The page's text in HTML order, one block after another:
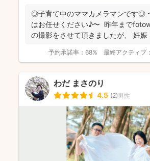
◎子育て中のママカメラマンです◎
はお任せください♪〜 昨年まで
の撮影をさせて頂きましたが、 妊娠
予約承諾率： 68% 最終アクティブ：
わだ まさのり
4.5 (2)男性